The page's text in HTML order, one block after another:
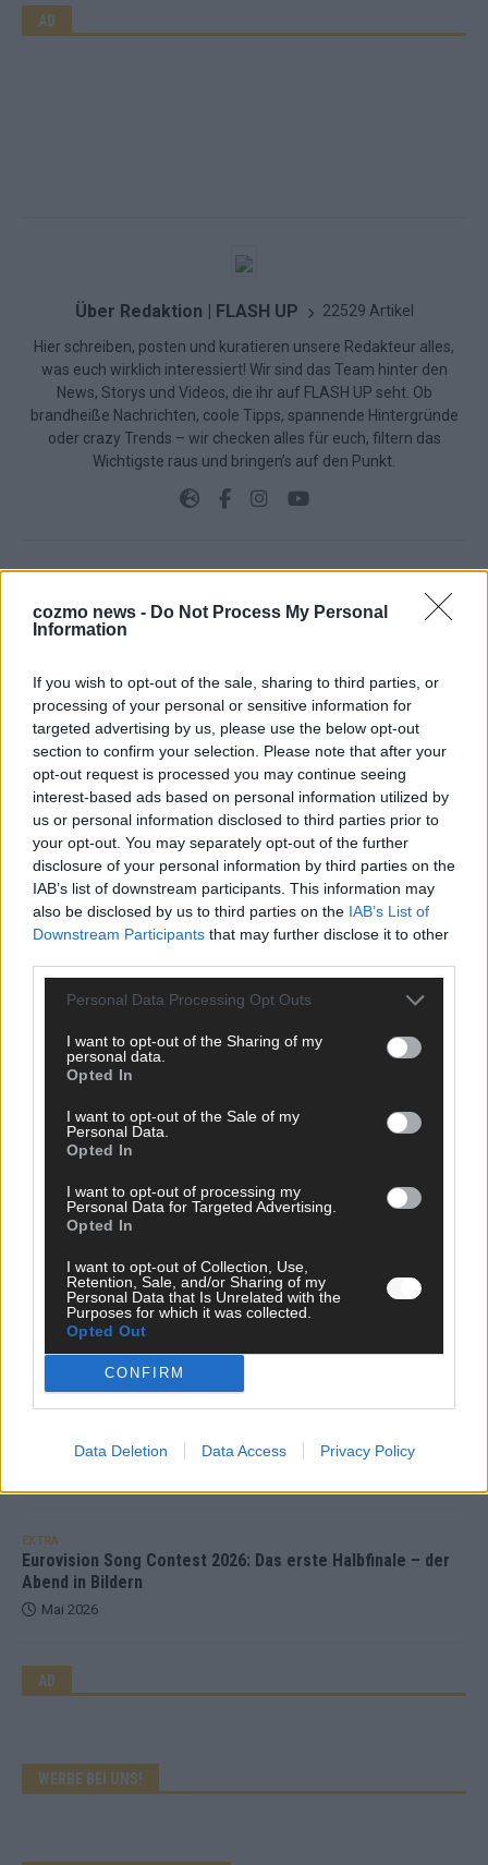
cozmo news - Do Not Process My Personal
Information
If you wish to opt-out of the sale, sharing to third parties, or
processing of your personal or sensitive information for
targeted advertising by us, please use the below opt-out
section to confirm your selection. Please note that after your
opt-out request is processed you may continue seeing
interest-based ads based on personal information utilized by
us or personal information disclosed to third parties prior to
your opt-out. You may separately opt-out of the further
disclosure of your personal information by third parties on the
IAB’s list of downstream participants. This information may
also be disclosed by us to third parties on the IAB’s List of
Downstream Participants that may further disclose it to other
Personal Data Processing Opt Outs
I want to opt-out of the Sharing of my
personal data.
Opted In
I want to opt-out of the Sale of my
Personal Data.
Opted In
I want to opt-out of processing my
Personal Data for Targeted Advertising.
Opted In
I want to opt-out of Collection, Use,
Retention, Sale, and/or Sharing of my
Personal Data that Is Unrelated with the
Purposes for which it was collected.
Opted Out
CONFIRM
Data Deletion Data Access Privacy Policy
AD
Über Redaktion | FLASH UP 22529 Artikel
Hier schreiben, posten und kuratieren unsere Redakteur alles,
was euch wirklich interessiert! Wir sind das Team hinter den
News, Storys und Videos, die ihr auf FLASH UP seht. Ob
brandheiße Nachrichten, coole Tipps, spannende Hintergründe
oder crazy Trends – wir checken alles für euch, filtern das
Wichtigste raus und bringen’s auf den Punkt.
TOP STORIES
Monaco, Sallys Café, Westernbrauerei – der
Europa-Park 2026 macht vieles neu
Juni 2026
DARA gewinnt verdient, Israel beunruhigend –
unser Kommentar zum ESC 2026
KOMMENTAR
ESC-Finale morgen: Finnland Favorit, Australien
aufgestiegen – alle 25 Acts im Kurzcheck
KOMMENTAR
war solide, aber kein Feuerwerk
Mai 2026
ESC-Halbfinale 2: Das sagen die Wettquoten – vier sicher,
sechs zittern, einer chancenlos!
Wer zahlt, steht im Finale – ist das beim ESC wirklich fair?
EXTRA
Eurovision Song Contest 2026: Das erste Halbfinale – der
Abend in Bildern
Mai 2026
AD
WERBE BEI UNS!